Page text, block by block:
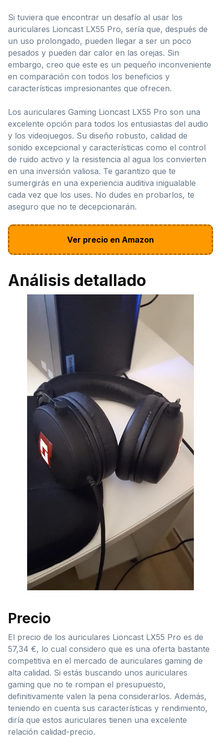
Si tuviera que encontrar un desafío al usar los
auriculares Lioncast LX55 Pro, sería que, después de
un uso prolongado, pueden llegar a ser un poco
pesados y pueden dar calor en las orejas. Sin
embargo, creo que este es un pequeño inconveniente
en comparación con todos los beneficios y
características impresionantes que ofrecen.
Los auriculares Gaming Lioncast LX55 Pro son una
excelente opción para todos los entusiastas del audio
y los videojuegos. Su diseño robusto, calidad de
sonido excepcional y características como el control
de ruido activo y la resistencia al agua los convierten
en una inversión valiosa. Te garantizo que te
sumergirás en una experiencia auditiva inigualable
cada vez que los uses. No dudes en probarlos, te
aseguro que no te decepcionarán.
Ver precio en Amazon
Análisis detallado
Precio
El precio de los auriculares Lioncast LX55 Pro es de
57,34 €, lo cual considero que es una oferta bastante
competitiva en el mercado de auriculares gaming de
alta calidad. Si estás buscando unos auriculares
gaming que no te rompan el presupuesto,
definitivamente valen la pena considerarlos. Además,
teniendo en cuenta sus características y rendimiento,
diría que estos auriculares tienen una excelente
relación calidad-precio.